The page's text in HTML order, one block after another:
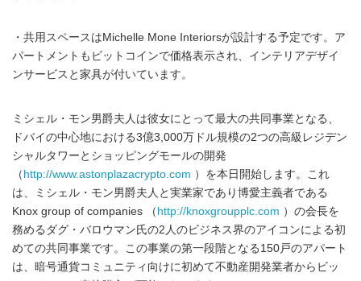
・共用スペースはMichelle Mone Interiorsが設計する予定です。ア
パートメントもビットコインで価格表示され、インテリアデザイ
ンサービスと家具が付いています。
ミシェル・モン男爵夫人は彼女にとって最大の共同事業となる、
ドバイの中心地における3億3,000万ドル規模の2つの高級レジデン
シャルタワーとショッピングモールの開発
（ http://www.astonplazacrypto.com ）を本日開始します。これ
は、ミシェル・モン男爵夫人と実業家であり博愛主義者である
Knox group of companies （ http://knoxgroupplc.com ）の会長を
務めるダグ・バロウマン氏の2人のビジネス界のアイコンによる初
めての共同事業です。この事業の第一段階となる150戸のアパート
は、暗号通貨コミュニティ向けに初めて不動産開発業者からビッ